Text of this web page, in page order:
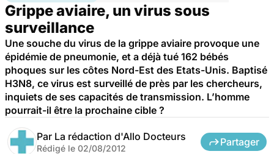
Grippe aviaire, un virus sous
surveillance
Une souche du virus de la grippe aviaire provoque une
épidémie de pneumonie, et a déjà tué 162 bébés
phoques sur les côtes Nord-Est des Etats-Unis. Baptisé
H3N8, ce virus est surveillé de près par les chercheurs,
inquiets de ses capacités de transmission. L’homme
pourrait-il être la prochaine cible ?
Par La rédaction d'Allo Docteurs
Rédigé le 02/08/2012
Partager